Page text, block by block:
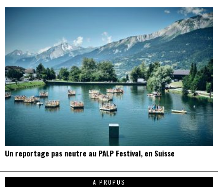
Un reportage pas neutre au PALP Festival, en Suisse
A PROPOS